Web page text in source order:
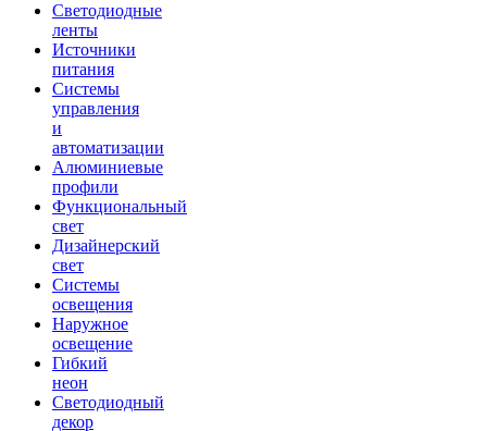
Светодиодные
ленты
Источники
питания
Системы
управления
и
автоматизации
Алюминиевые
профили
Функциональный
свет
Дизайнерский
свет
Системы
освещения
Наружное
освещение
Гибкий
неон
Светодиодный
декор